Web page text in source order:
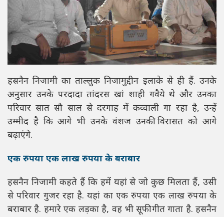
हसनैन निजामी का ताल्लुक निजामुद्दीन इलाके से ही हैं. उनके
अनुसार उनके परदादा तांदरस खां शाही गवैये थे और उनका
परिवार सात सौ साल से दरगाह में कव्वाली गा रहा है, उन्हें
उम्मीद है कि आगे भी उनके वंशज उनकी विरासत को आगे
बढ़ाएंगे.
एक रुपया एक लाख रुपया के बराबार
हसनैन निजामी कहते हैं कि हमें यहां से जो कुछ मिलता हैं, उसी
से परिवार गुजर रहा है. यहां का एक रुपया एक लाख रुपया के
बराबार है. हमारे एक लड़का है, वह भी सूफी गीत गाता है. हसनैन